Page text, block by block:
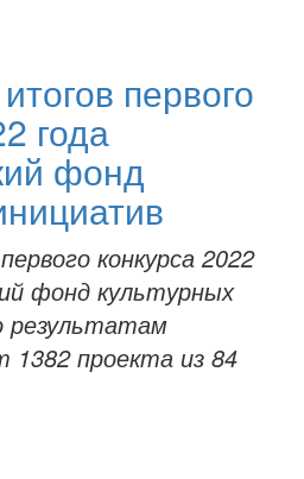
первого
года
фонд
конкурса 2022
фонд культурных
результатам
1382 проекта из 84